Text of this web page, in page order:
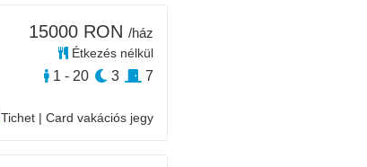
Tichet | Card vakációs jegy
15000 RON /ház
Étkezés nélkül
1 - 20 3 7